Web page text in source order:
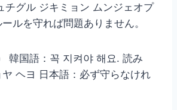
チグル ジキミョン ムンジェオプ
ルを守れば問題ありません。
韓国語：꼭 지켜야 해요. 読み
ヘヨ 日本語：必ず守らなけれ